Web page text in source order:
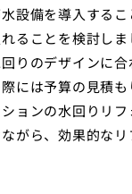
設備を導入する
ることを検討し
りのデザインに
には予算の見積
ョンの水回りリ
がら、効果的な